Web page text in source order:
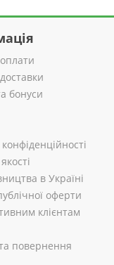
бонуси
в Україні
оферти
клієнтам
та повернення